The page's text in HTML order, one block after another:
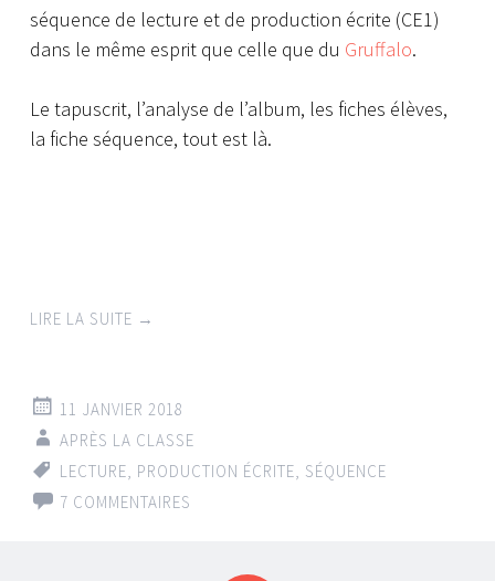
séquence de lecture et de production écrite (CE1)
dans le même esprit que celle que du Gruffalo.
Le tapuscrit, l’analyse de l’album, les fiches élèves,
la fiche séquence, tout est là.
LIRE LA SUITE →
11 JANVIER 2018
APRÈS LA CLASSE
LECTURE PRODUCTION ÉCRITE SÉQUENCE
7 COMMENTAIRES